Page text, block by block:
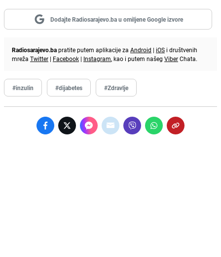
Dodajte Radiosarajevo.ba u omiljene Google izvore
Radiosarajevo.bapratite putem aplikacije za Android | iOS i društvenih
mreža Twitter | Facebook | Instagram, kao i putem našeg ViberChata.
#inzulin #dijabetes #Zdravlje